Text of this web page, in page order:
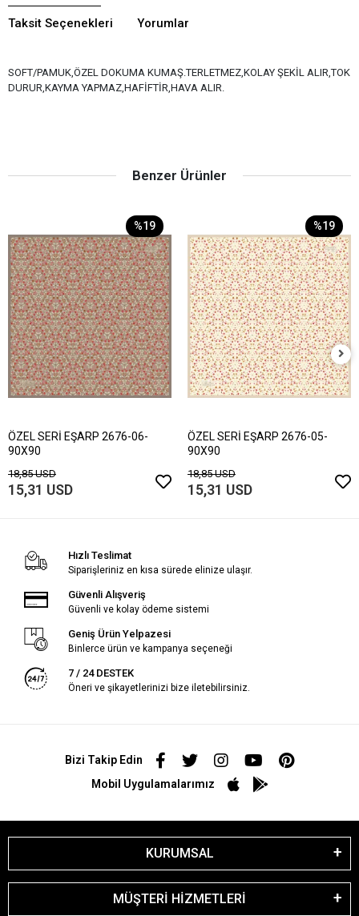
Taksit Seçenekleri Yorumlar
SOFT/PAMUK,ÖZEL DOKUMA KUMAŞ.TERLETMEZ,KOLAY ŞEKİL ALIR,TOK
DURUR,KAYMA YAPMAZ,HAFİFTİR,HAVA ALIR.
Benzer Ürünler
%19
ÖZEL SERİ EŞARP 2676-06-
90X90
18,85 USD
15,31 USD
%19
ÖZEL SERİ EŞARP 2676-05-
90X90
18,85 USD
15,31 USD
Hızlı Teslimat
Siparişleriniz en kısa sürede elinize ulaşır.
Güvenli Alışveriş
Güvenli ve kolay ödeme sistemi
Geniş Ürün Yelpazesi
Binlerce ürün ve kampanya seçeneği
7 / 24 DESTEK
Öneri ve şikayetlerinizi bize iletebilirsiniz.
Bizi Takip Edin
Mobil Uygulamalarımız
KURUMSAL
MÜŞTERİ HİZMETLERİ